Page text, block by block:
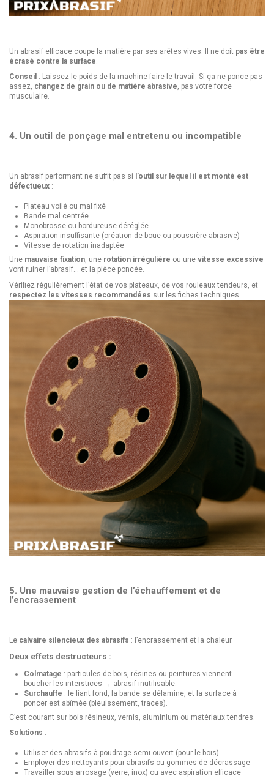
Un abrasif efficace coupe la matière par ses arêtes vives. Il ne doit pas être
écrasé contre la surface
Conseil : Laissez le poids de la machine faire le travail. Si ça ne ponce pas
assez, changez de grain ou de matière abrasive, pas votre force
musculaire.
4. Un outil de ponçage mal entretenu ou incompatible
Un abrasif performant ne suffit pas si l’outil sur lequel il est monté est
défectueux :
Plateau voilé ou mal fixé
Bande mal centrée
Monobrosse ou bordureuse déréglée
Aspiration insuffisante (création de boue ou poussière abrasive)
Vitesse de rotation inadaptée
Une mauvaise fixation, une rotation irrégulière ou une vitesse excessive
vont ruiner l’abrasif… et la pièce poncée.
Vérifiez régulièrement l’état de vos plateaux, de vos rouleaux tendeurs, et
respectez les vitesses recommandées sur les fiches techniques.
5. Une mauvaise gestion de l’échauffement et de
l’encrassement
Le calvaire silencieux des abrasifs : l’encrassement et la chaleur.
Deux effets destructeurs :
Colmatage : particules de bois, résines ou peintures viennent
boucher les interstices → abrasif inutilisable.
Surchauffe : le liant fond, la bande se délamine, et la surface à
poncer est abîmée (bleuissement, traces).
C’est courant sur bois résineux, vernis, aluminium ou matériaux tendres.
Solutions :
Utiliser des abrasifs à poudrage semi-ouvert (pour le bois)
Employer des nettoyants pour abrasifs ou gommes de décrassage
Travailler sous arrosage (verre, inox) ou avec aspiration efficace